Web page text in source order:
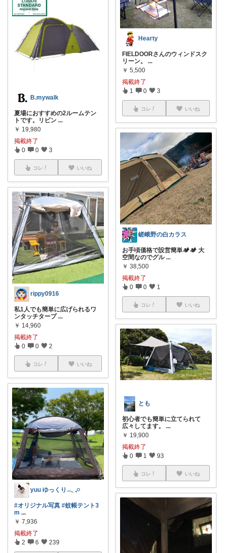
B.mywalk
夏場におすすめの2ルームテン
トです。リビン ...
￥ 19,980
掲載終了
0 0 3
コレ いいね
rippy0916
私1人でも簡単に広げられるワ
ンタッチタープ ...
￥ 14,960
掲載終了
0 0 2
コレ いいね
yuu ゆっくり𓂃 𓈒𓏸
#オリジナル写真 #蚊帳テント3
m ...
￥ 7,936
掲載終了
2 6 239
Hearty
FIELDOORさんのウィンドスク
リーン。
...
￥ 5,500
掲載終了
1 0 3
コレ いいね
嵯峨野の白カラス
お手頃価格で設営簡単🏕🏕 大
空間なのでグル ...
￥ 38,500
掲載終了
0 0 1
コレ いいね
とも
初心者でも簡単に立てられて
広々してます。 ...
￥ 19,900
掲載終了
0 1 93
コレ いいね